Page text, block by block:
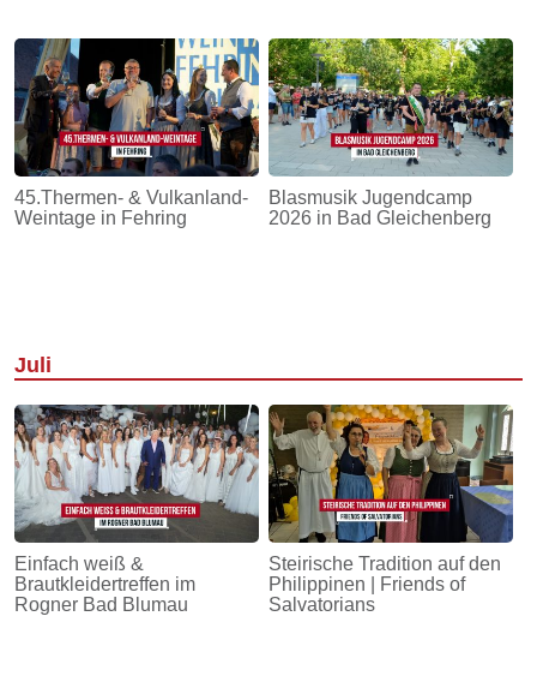
45.Thermen- & Vulkanland-
Weintage in Fehring
Blasmusik Jugendcamp
2026 in Bad Gleichenberg
Juli
Einfach weiß &
Brautkleidertreffen im
Rogner Bad Blumau
Steirische Tradition auf den
Philippinen | Friends of
Salvatorians